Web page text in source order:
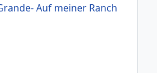
Auf meiner Ranch